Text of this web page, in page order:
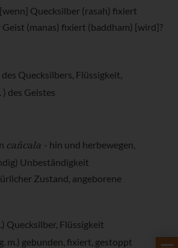
Quecksilber (rasah) fixiert
(manas) fixiert (baddham) [wird]?
des Quecksilbers, Flüssigkeit,
) des Geistes
cañcala - hin und herbewegen,
Unbeständigkeit
Zustand, angeborene
Quecksilber, Flüssigkeit
m.) gebunden, fixiert, gestoppt